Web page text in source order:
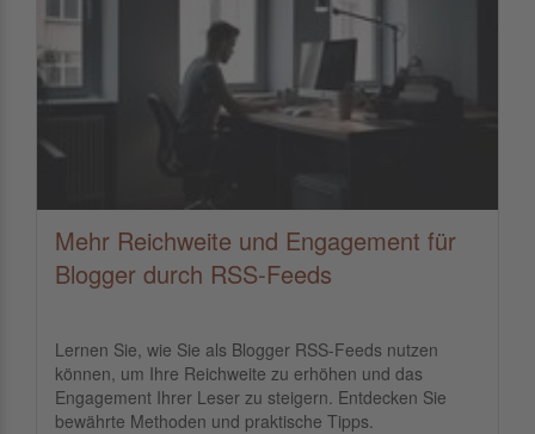
Mehr Reichweite und Engagement für
Blogger durch RSS-Feeds
Lernen Sie, wie Sie als Blogger RSS-Feeds nutzen
können, um Ihre Reichweite zu erhöhen und das
Engagement Ihrer Leser zu steigern. Entdecken Sie
bewährte Methoden und praktische Tipps.